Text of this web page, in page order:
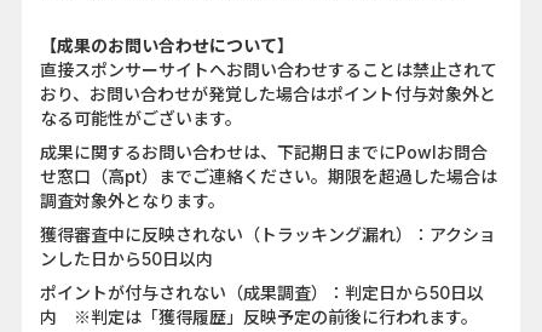
【成果のお問い合わせについて】
直接スポンサーサイトへお問い合わせすることは禁止されて
おり、お問い合わせが発覚した場合はポイント付与対象外と
なる可能性がございます。
成果に関するお問い合わせは、下記期日までにPowlお問合
せ窓口（高pt）までご連絡ください。期限を超過した場合は
調査対象外となります。
獲得審査中に反映されない（トラッキング漏れ）：アクショ
ンした日から50日以内
ポイントが付与されない（成果調査）：判定日から50日以
内 ※判定は「獲得履歴」反映予定の前後に行われます。